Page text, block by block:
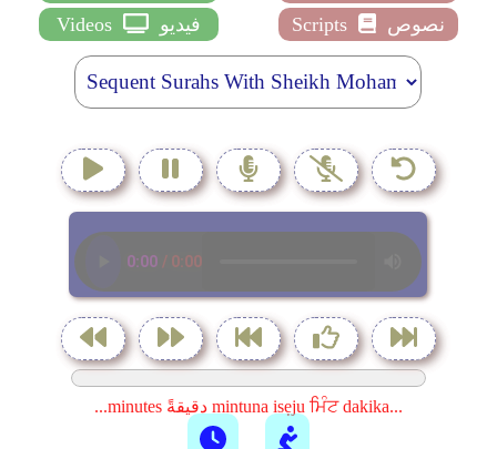
Videos
فيديو Scripts نصوص
...minutes دقيقةً mintuna isẹju ਮਿੰਟ dakika...